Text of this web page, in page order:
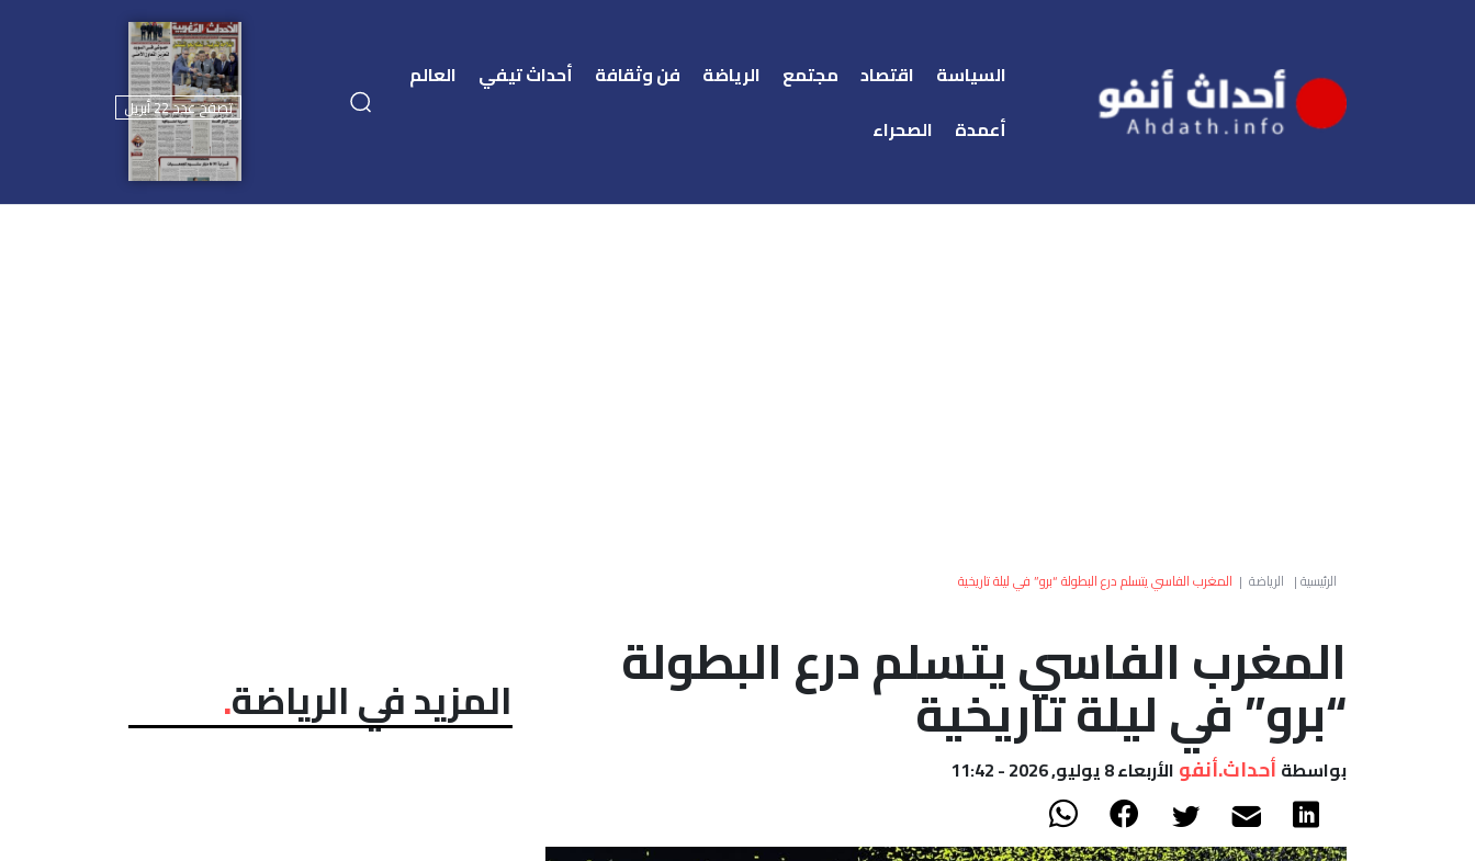
السياسة اقتصاد مجتمع الرياضة فن وثقافة أحداث تيفي
العالم
أعمدة
الصحراء
تصفح عدد 22 أبريل
الرئيسية| الرياضة | المغرب الفاسي يتسلم درع البطولة “برو” في ليلة تاريخية
المغرب الفاسي يتسلم درع البطولة
“برو” في ليلة تاريخية
بواسطة أحداث.أنفو الأربعاء 8 يوليو, 2026 - 11:42
المزيد في الرياضة